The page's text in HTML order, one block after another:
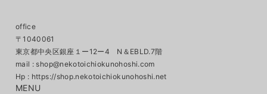
office
〒1040061
東京都中央区銀座１ー12ー4 N＆EBLD.7階
mail : shop@nekotoichiokunohoshi.com
MENU